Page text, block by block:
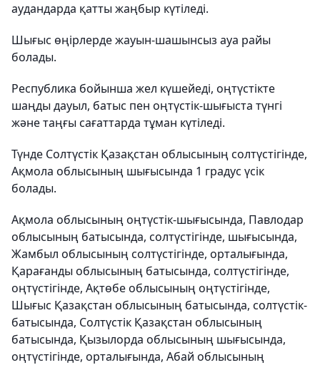
аудандарда қатты жаңбыр күтіледі.
Шығыс өңірлерде жауын-шашынсыз ауа райы
болады.
Республика бойынша жел күшейеді, оңтүстікте
шаңды дауыл, батыс пен оңтүстік-шығыста түнгі
және таңғы сағаттарда тұман күтіледі.
Түнде Солтүстік Қазақстан облысының солтүстігінде,
Ақмола облысының шығысында 1 градус үсік
болады.
Ақмола облысының оңтүстік-шығысында, Павлодар
облысының батысында, солтүстігінде, шығысында,
Жамбыл облысының солтүстігінде, орталығында,
Қарағанды облысының батысында, солтүстігінде,
оңтүстігінде, Ақтөбе облысының оңтүстігінде,
Шығыс Қазақстан облысының батысында, солтүстік-
батысында, Солтүстік Қазақстан облысының
батысында, Қызылорда облысының шығысында,
оңтүстігінде, орталығында, Абай облысының